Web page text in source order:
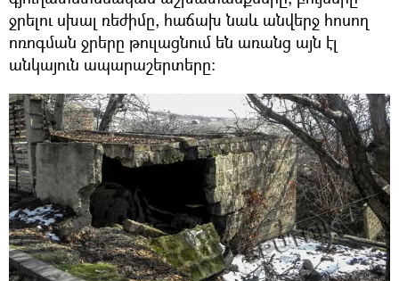
ջրելու սխալ ռեժիմը, հաճախ նաև անվերջ հոսող
ոռոգման ջրերը թուլացնում են առանց այն էլ
անկայուն ապարաշերտերը: